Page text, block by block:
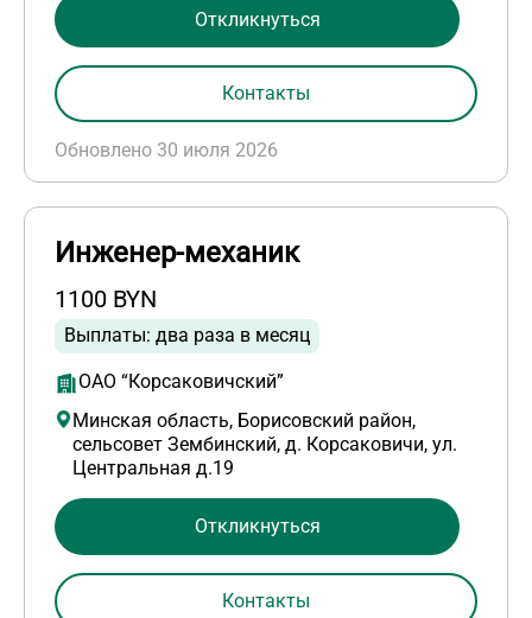
Обновлено 30 июля 2026
Откликнуться
Контакты
Инженер-механик
1100 BYN
Выплаты: два раза в месяц
ОАО “Корсаковичский”
Минская область, Борисовский район,
сельсовет Зембинский, д. Корсаковичи, ул.
Центральная д.19
Откликнуться
Контакты